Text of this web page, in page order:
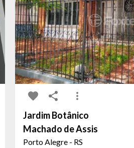
Jardim Botânico
Machado de Assis
Porto Alegre - RS